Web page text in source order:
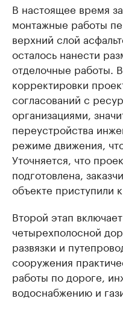
В настоящее время
монтажные работы
верхний слой
осталось нанести
отделочные работы.
корректировки
согласований с
организациями,
переустройства
режиме движения,
Уточняется, что
подготовлена,
объекте приступили
Второй этап
четырехполосной
развязки и
сооружения
работы по дороге,
водоснабжению и